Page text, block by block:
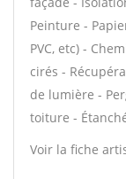
Peinture -
PVC, etc) -
cirés -
de lumière -
toiture -
Voir la fiche